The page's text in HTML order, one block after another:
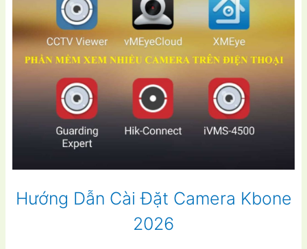
Hướng Dẫn Cài Đặt Camera Kbone
2026